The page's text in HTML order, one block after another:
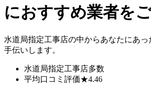
におすすめ業者を
水道局指定工事店の中からあなたにあ
手伝いします。
水道局指定工事店多数
平均口コミ評価★4.46